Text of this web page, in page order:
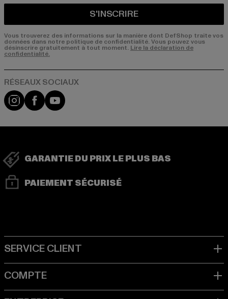
S'INSCRIRE
Vous trouverez des informations sur la manière dont DefShop traite vos
données dans notre politique de confidentialité. Vous pouvez vous
désinscrire gratuitement à tout moment. Lire la déclaration de
confidentialité.
Visit our Instagram page:
Visit our Facebook page:
Visit our YouTube channel:
GARANTIE DU PRIX LE PLUS BAS
PAIEMENT SÉCURISÉ